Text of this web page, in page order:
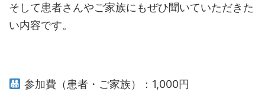
そして患者さんやご家族にもぜひ聞いていただきた
い内容です。
参加費（患者・ご家族）：1,000円